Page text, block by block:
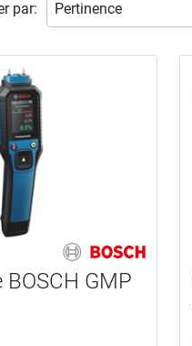
par:
GMP